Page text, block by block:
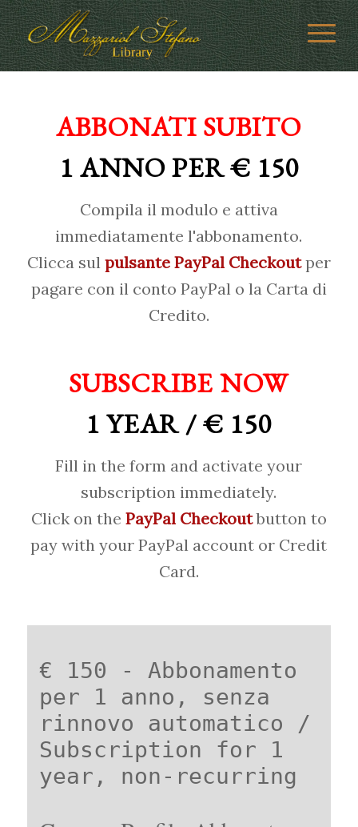
ABBONATI SUBITO
1 ANNO PER € 150
Compila il modulo e attiva
immediatamente l'abbonamento.
Clicca sul pulsante PayPal Checkoutper
pagare con il conto PayPal o la Carta di
Credito.
SUBSCRIBE NOW
1 YEAR / € 150
Fill in the form and activate your
subscription immediately.
Click on the PayPal Checkoutbutton to
pay with your PayPal account or Credit
Card.
€ 150 - Abbonamento
per 1 anno, senza
rinnovo automatico /
Subscription for 1
year, non-recurring